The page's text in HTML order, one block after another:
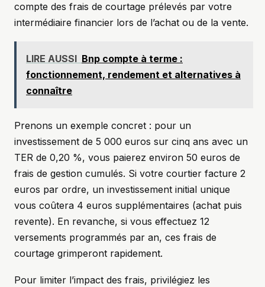
compte des frais de courtage prélevés par votre
intermédiaire financier lors de l’achat ou de la vente.
LIRE AUSSI Bnp compte à terme :
fonctionnement, rendement et alternatives à
connaître
Prenons un exemple concret : pour un
investissement de 5 000 euros sur cinq ans avec un
TER de 0,20 %, vous paierez environ 50 euros de
frais de gestion cumulés. Si votre courtier facture 2
euros par ordre, un investissement initial unique
vous coûtera 4 euros supplémentaires (achat puis
revente). En revanche, si vous effectuez 12
versements programmés par an, ces frais de
courtage grimperont rapidement.
Pour limiter l’impact des frais, privilégiez les